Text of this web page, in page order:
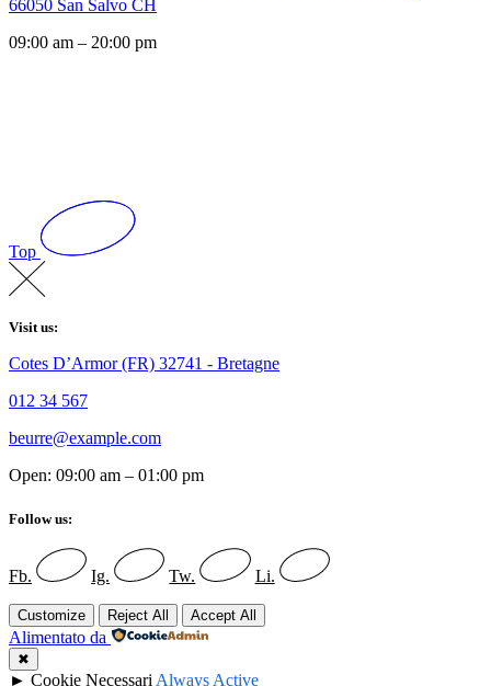
66050 San Salvo CH
09:00 am – 20:00 pm
Top
Visit us:
Cotes D’Armor (FR) 32741 - Bretagne
012 34 567
beurre@example.com
Open: 09:00 am – 01:00 pm
Follow us:
Fb. Ig. Tw. Li.
Customize Reject All Accept All
Alimentato da
✖
► Cookie Necessari Always Active